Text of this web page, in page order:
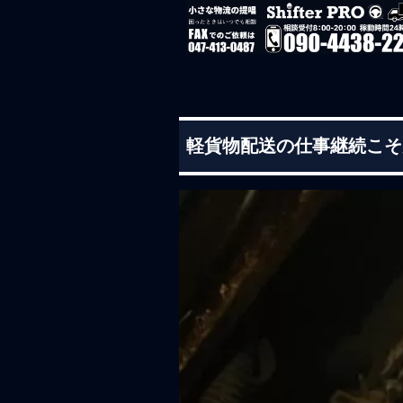
軽貨物配送の仕事継続こ